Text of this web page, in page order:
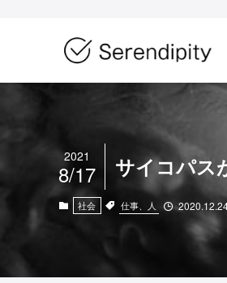
サイコパス
2021
8/17
社会 仕事、人